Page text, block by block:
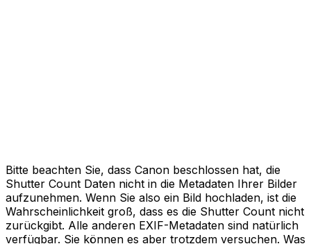
Bitte beachten Sie, dass Canon beschlossen hat, die
Shutter Count Daten nicht in die Metadaten Ihrer Bilder
aufzunehmen. Wenn Sie also ein Bild hochladen, ist die
Wahrscheinlichkeit groß, dass es die Shutter Count nicht
zurückgibt. Alle anderen EXIF-Metadaten sind natürlich
verfügbar. Sie können es aber trotzdem versuchen. Was